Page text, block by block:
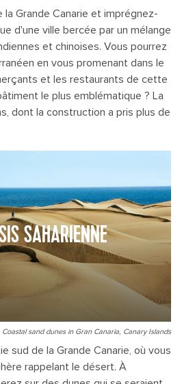
Grande Canarie et imprégnez-
d'une ville bercée par un mélange
et chinoises. Vous pourrez
en vous promenant dans le
et les restaurants de cette
le plus emblématique ? La
dont la construction a pris plus de
SAHARIENNE
Coastal sand dunes in Gran Canaria, Canary Islands
sud de la Grande Canarie, où vous
rappelant le désert. À